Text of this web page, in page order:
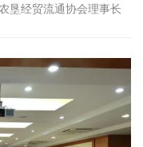
垦经贸流通协会理事长